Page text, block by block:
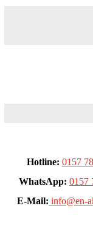
Hotline: 0157
WhatsApp: 0157
E-Mail: info@en-